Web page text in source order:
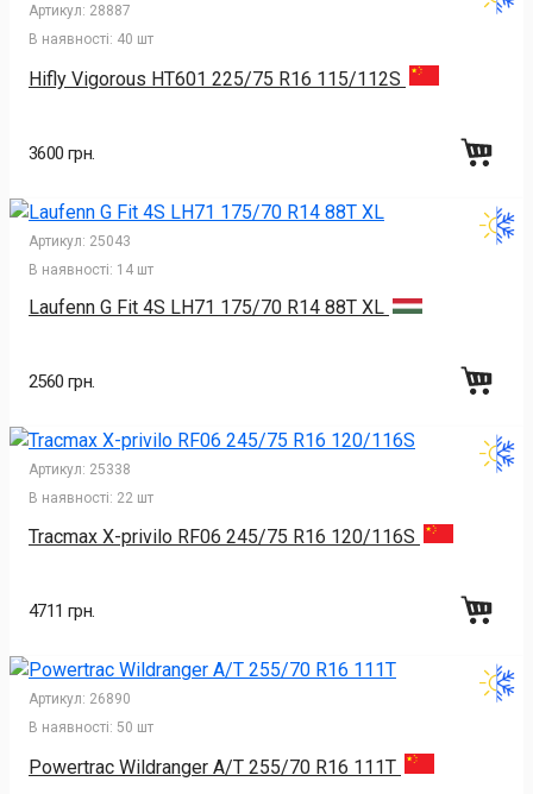
Артикул: 28887
В наявності: 40 шт
Hifly Vigorous HT601 225/75 R16 115/112S
3600 грн.
Артикул: 25043
В наявності: 14 шт
Laufenn G Fit 4S LH71 175/70 R14 88T XL
2560 грн.
Артикул: 25338
В наявності: 22 шт
Tracmax X-privilo RF06 245/75 R16 120/116S
4711 грн.
Артикул: 26890
В наявності: 50 шт
Powertrac Wildranger A/T 255/70 R16 111T